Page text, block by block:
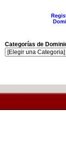
Categorías de